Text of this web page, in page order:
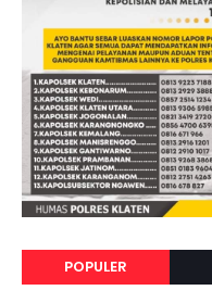
POPULER